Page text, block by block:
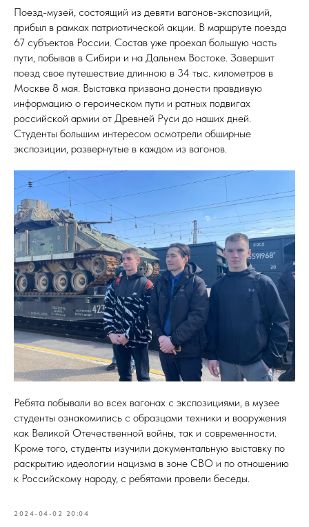
Поезд-музей, состоящий из девяти вагонов-экспозиций,
прибыл в рамках патриотической акции. В маршруте поезда
67 субъектов России. Состав уже проехал большую часть
пути, побывав в Сибири и на Дальнем Востоке. Завершит
поезд свое путешествие длинною в 34 тыс. километров в
Москве 8 мая. Выставка призвана донести правдивую
информацию о героическом пути и ратных подвигах
российской армии от Древней Руси до наших дней.
Студенты большим интересом осмотрели обширные
экспозиции, развернутые в каждом из вагонов.
Ребята побывали во всех вагонах с экспозициями, в музее
студенты ознакомились с образцами техники и вооружения
как Великой Отечественной войны, так и современности.
Кроме того, студенты изучили документальную выставку по
раскрытию идеологии нацизма в зоне СВО и по отношению
к Российскому народу, с ребятами провели беседы.
2024-04-02 20:04